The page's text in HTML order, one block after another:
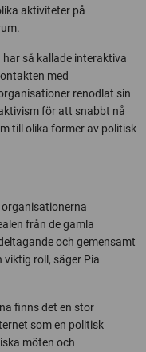
aktiviteter på
så kallade interaktiva
med
renodlat sin
för att snabbt nå
till olika former av politisk
från de gamla
och gemensamt
roll, säger Pia
finns det en stor
som en politisk
möten och